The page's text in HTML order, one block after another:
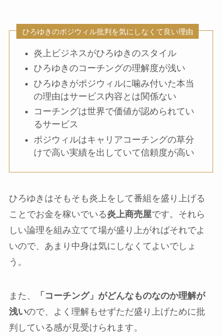
ひろゆきのポジウィル批判を気にしなくて良い理由
炎上ビジネスがひろゆきのスタイル
ひろゆきのコーチングの理解度が浅い
ひろゆきがポジウィルに噛み付いた本当
の理由はサービス内容とは関係ない
コーチングは世界で価値が認められてい
るサービス
ポジウィルはキャリアコーチングの草分
けで高い実績を出していて信頼度が高い
ひろゆきはそもそも炎上をして番組を盛り上げる
ことでお金を稼いでいる炎上商売屋です。それら
しい論理を組み立てて場が盛り上がればそれでよ
いので、あまり中身は気にしなくてよいでしょ
う。
また、
「コーチング」がどんなものなのか理解が
浅いので、よく理解もせずただ盛り上げために批
判している感が見受けられます。